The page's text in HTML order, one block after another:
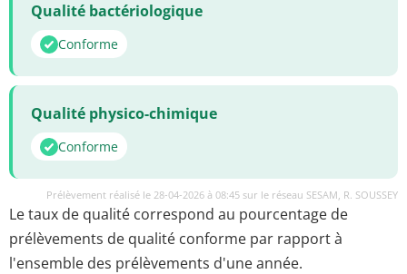
Qualité bactériologique
Conforme
Qualité physico-chimique
Conforme
Prélèvement réalisé le 28-04-2026 à 08:45 sur le réseau SESAM, R. SOUSSEY
Le taux de qualité correspond au pourcentage de
prélèvements de qualité conforme par rapport à
l'ensemble des prélèvements d'une année.